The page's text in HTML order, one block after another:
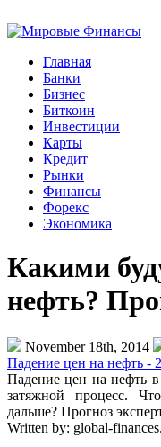
Главная
Банки
Бизнес
Биткоин
Инвестиции
Карты
Кредит
Рынки
Финансы
Форекс
Экономика
Какими
нефть?
November 18th, 2014
Падение цен на нефть -
Падение цен на нефть
затяжной процесс.
дальше? Прогноз
Written by: global-